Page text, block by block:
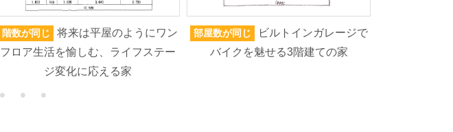
階数が同じ
将来は平屋のようにワン
フロア生活を愉しむ、ライフステー
ジ変化に応える家
部屋数が同じ
ビルトインガレージで
バイクを魅せる3階建ての家